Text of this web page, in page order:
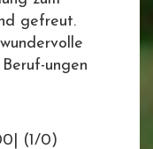
gefreut.
ungen
(1/0)